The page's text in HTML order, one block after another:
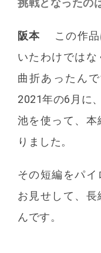
挑戦となったの
阪本
この作
いたわけでは
曲折あったん
2021年の6月に
池を使って、本
りました。
その短編をパ
お見せして、長
んです。